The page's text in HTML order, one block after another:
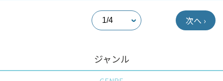
次へ ›
ジャンル